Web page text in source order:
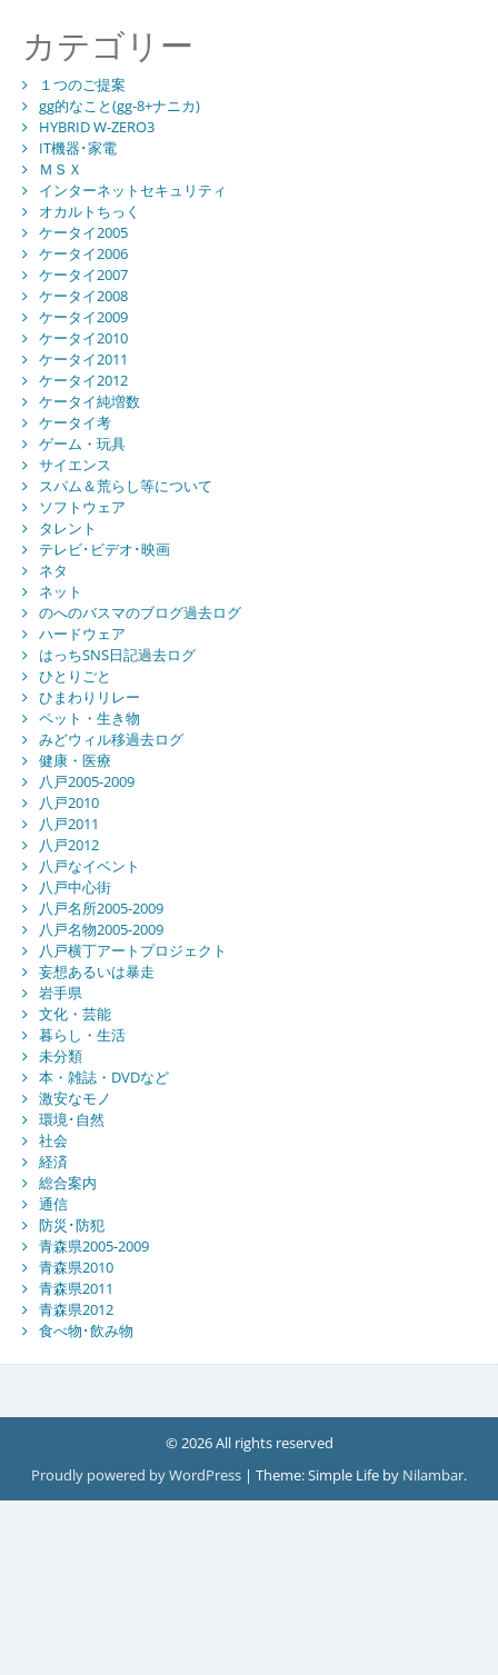
カテゴリー
１つのご提案
gg的なこと(gg-8+ナニカ)
HYBRID W-ZERO3
IT機器･家電
ＭＳＸ
インターネットセキュリティ
オカルトちっく
ケータイ2005
ケータイ2006
ケータイ2007
ケータイ2008
ケータイ2009
ケータイ2010
ケータイ2011
ケータイ2012
ケータイ純増数
ケータイ考
ゲーム・玩具
サイエンス
スパム＆荒らし等について
ソフトウェア
タレント
テレビ･ビデオ･映画
ネタ
ネット
のへのバスマのブログ過去ログ
ハードウェア
はっちSNS日記過去ログ
ひとりごと
ひまわりリレー
ペット・生き物
みどウィル移過去ログ
健康・医療
八戸2005-2009
八戸2010
八戸2011
八戸2012
八戸なイベント
八戸中心街
八戸名所2005-2009
八戸名物2005-2009
八戸横丁アートプロジェクト
妄想あるいは暴走
岩手県
文化・芸能
暮らし・生活
未分類
本・雑誌・DVDなど
激安なモノ
環境･自然
社会
経済
総合案内
通信
防災･防犯
青森県2005-2009
青森県2010
青森県2011
青森県2012
食べ物･飲み物
© 2026 All rights reserved
Proudly powered by WordPress | Theme: Simple Life by Nilambar.